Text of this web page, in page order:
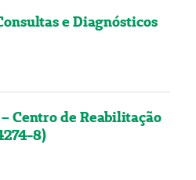
e Diagnósticos
Centro de Reabilitação
8)